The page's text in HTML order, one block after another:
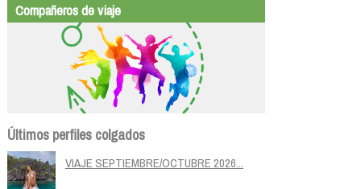
Compañeros de viaje
Últimos perfiles colgados
VIAJE SEPTIEMBRE/OCTUBRE 2026...